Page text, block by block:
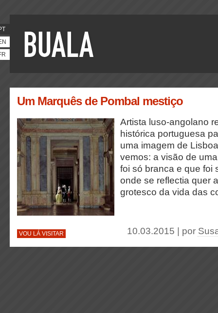
Um Marquês de Pombal mestiço
Artista luso-angolano
histórica portuguesa
uma imagem de
vemos: a visão de
foi só branca e que foi
onde se reflectia quer
grotesco da vida das
VOU LÁ VISITAR 10.03.2015 | por